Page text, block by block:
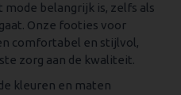
belangrijk is, zelfs als
Onze footies voor
comfortabel en stijlvol,
zorg aan de kwaliteit.
kleuren en maten